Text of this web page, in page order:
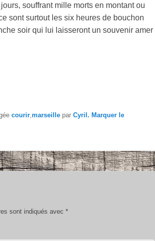
souffrant mille morts en montant ou
sont surtout les six heures de bouchon
soir qui lui laisseront un souvenir amer
courir marseille par Cyril . Marquer le
sont indiqués avec *